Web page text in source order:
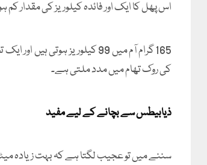
اس پھل کا ایک اور فائدہ کیلوریز کی مقدار کم
165 گرام آم میں 99 کیلوریز
کی روک تھام میں مدد ملتی ہے۔
ذیابیطس سے بچانے کے لیے مفید
سننے میں تو عجیب لگتا ہے کہ بہت زیادہ